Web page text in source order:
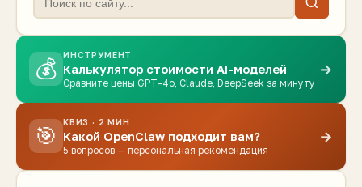
💰
ИНСТРУМЕНТ
Калькулятор стоимости AI-моделей
Сравните цены GPT-4o, Claude, DeepSeek за минуту
→
🎯
КВИЗ · 2 МИН
Какой OpenClaw подходит вам?
5 вопросов — персональная рекомендация
→